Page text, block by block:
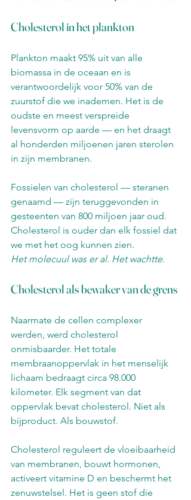
Cholesterol in het plankton
Plankton maakt 95% uit van alle
biomassa in de oceaan en is
verantwoordelijk voor 50% van de
zuurstof die we inademen. Het is de
oudste en meest verspreide
levensvorm op aarde — en het draagt
al honderden miljoenen jaren sterolen
in zijn membranen.
Fossielen van cholesterol — steranen
genaamd — zijn teruggevonden in
gesteenten van 800 miljoen jaar oud.
Cholesterol is ouder dan elk fossiel dat
we met het oog kunnen zien.
Het molecuul was er al. Het wachtte.
Cholesterol als bewaker van de grens
Naarmate de cellen complexer
werden, werd cholesterol
onmisbaarder. Het totale
membraanoppervlak in het menselijk
lichaam bedraagt circa 98.000
kilometer. Elk segment van dat
oppervlak bevat cholesterol. Niet als
bijproduct. Als bouwstof.
Cholesterol reguleert de vloeibaarheid
van membranen, bouwt hormonen,
activeert vitamine D en beschermt het
zenuwstelsel. Het is geen stof die